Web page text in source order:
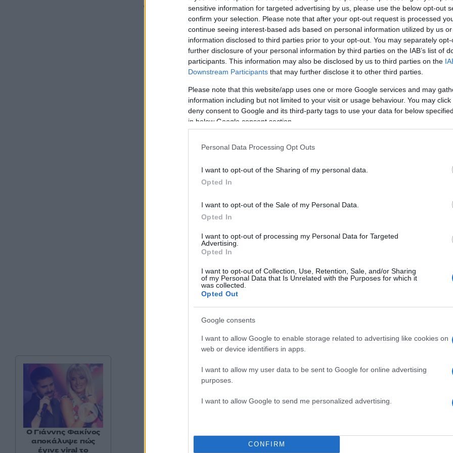
sensitive information for targeted advertising by us, please use the below opt-out
confirm your selection. Please note that after your opt-out request is processed
continue seeing interest-based ads based on personal information utilized by us
information disclosed to third parties prior to your opt-out. You may separately
further disclosure of your personal information by third parties on the IAB’s list of
participants. This information may also be disclosed by us to third parties on the
Downstream Participants that may further disclose it to other third parties.
Please note that this website/app uses one or more Google services and may
information including but not limited to your visit or usage behaviour. You may
deny consent to Google and its third-party tags to use your data for below
in below Google consent section.
Personal Data Processing Opt Outs
I want to opt-out of the Sharing of my personal data.
Opted In
I want to opt-out of the Sale of my Personal Data.
Opted In
I want to opt-out of processing my Personal Data for Targeted
Advertising.
Opted In
I want to opt-out of Collection, Use, Retention, Sale, and/or Sharing
of my Personal Data that Is Unrelated with the Purposes for which it
was collected.
Opted Out
Google consents
I want to allow Google to enable storage related to advertising like cookies on
web or device identifiers in apps.
I want to allow my user data to be sent to Google for online advertising
purposes.
I want to allow Google to send me personalized advertising.
CONFIRM
Το πρόγραμμα στους τελικούς της Basket League
Game 1: Παναθηναϊκός – Ολυμπιακός 30/5 – 21:00
ΔΙΑΦΗΜΙΣΗ
Game 2: Ολυμπιακός – Παναθηναϊκός 1/6 – 21:00
Ο Γιάννης Φακίνος
αποκάλυψε πώς
έγινε viral το